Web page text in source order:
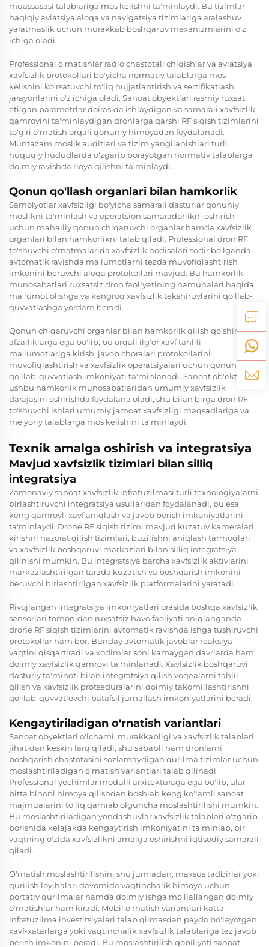
muassasasi talablariga mos kelishni ta'minlaydi. Bu tizimlar
haqiqiy aviatsiya aloqa va navigatsiya tizimlariga aralashuv
yaratmaslik uchun murakkab boshqaruv mexanizmlarini o'z
ichiga oladi.
Professional o'rnatishlar radio chastotali chiqishlar va aviatsiya
xavfsizlik protokollari bo'yicha normativ talablarga mos
kelishini ko'rsatuvchi to'liq hujjatlantirish va sertifikatlash
jarayonlarini o'z ichiga oladi. Sanoat obyektlari rasmiy ruxsat
etilgan parametrlar doirasida ishlaydigan va samarali xavfsizlik
qamrovini ta'minlaydigan dronlarga qarshi RF siqish tizimlarini
to'g'ri o'rnatish orqali qonuniy himoyadan foydalanadi.
Muntazam moslik auditlari va tizim yangilanishlari turli
huquqiy hududlarda o'zgarib borayotgan normativ talablarga
doimiy ravishda rioya qilishni ta'minlaydi.
Qonun qo'llash organlari bilan hamkorlik
Samolyotlar xavfsizligi bo'yicha samarali dasturlar qonuniy
moslikni ta'minlash va operatsion samaradorlikni oshirish
uchun mahalliy qonun chiqaruvchi organlar hamda xavfsizlik
organlari bilan hamkorlikni talab qiladi. Professional dron RF
to'shuvchi o'rnatmalarida xavfsizlik hodisalari sodir bo'lganda
avtomatik ravishda ma'lumotlarni tezda muvofiqlashtirish
imkonini beruvchi aloqa protokollari mavjud. Bu hamkorlik
munosabatlari ruxsatsiz dron faoliyatining namunalari haqida
ma'lumot olishga va kengroq xavfsizlik tekshiruvlarini qo'llab-
quvvatlashga yordam beradi.
Qonun chiqaruvchi organlar bilan hamkorlik qilish qo'shimcha
afzalliklarga ega bo'lib, bu orqali ilg'or xavf tahlili
ma'lumotlariga kirish, javob choralari protokollarini
muvofiqlashtirish va xavfsizlik operatsiyalari uchun qonuniy
qo'llab-quvvatlash imkoniyati ta'minlanadi. Sanoat ob'ektlari
ushbu hamkorlik munosabatlaridan umumiy xavfsizlik
darajasini oshirishda foydalana oladi, shu bilan birga dron RF
to'shuvchi ishlari umumiy jamoat xavfsizligi maqsadlariga va
me'yoriy talablarga mos kelishini ta'minlaydi.
Texnik amalga oshirish va integratsiya
Mavjud xavfsizlik tizimlari bilan silliq
integratsiya
Zamonaviy sanoat xavfsizlik infratuzilmasi turli texnologiyalarni
birlashtiruvchi integratsiya usullaridan foydalanadi, bu esa
keng qamrovli xavf aniqlash va javob berish imkoniyatlarini
ta'minlaydi. Drone RF siqish tizimi mavjud kuzatuv kameralari,
kirishni nazorat qilish tizimlari, buzilishni aniqlash tarmoqlari
va xavfsizlik boshqaruvi markazlari bilan silliq integratsiya
qilinishi mumkin. Bu integratsiya barcha xavfsizlik aktivlarini
markazlashtirilgan tarzda kuzatish va boshqarish imkonini
beruvchi birlashtirilgan xavfsizlik platformalarini yaratadi.
Rivojlangan integratsiya imkoniyatlari orasida boshqa xavfsizlik
sensorlari tomonidan ruxsatsiz havo faoliyati aniqlanganda
drone RF siqish tizimlarini avtomatik ravishda ishga tushiruvchi
protokollar ham bor. Bunday avtomatik javoblar reaksiya
vaqtini qisqartiradi va xodimlar soni kamaygan davrlarda ham
doimiy xavfsizlik qamrovi ta'minlanadi. Xavfsizlik boshqaruvi
dasturiy ta'minoti bilan integratsiya qilish voqealarni tahlil
qilish va xavfsizlik protseduralarini doimiy takomillashtirishni
qo'llab-quvvatlovchi batafsil jurnallash imkoniyatlarini beradi.
Kengaytiriladigan o'rnatish variantlari
Sanoat obyektlari o'lchami, murakkabligi va xavfsizlik talablari
jihatidan keskin farq qiladi, shu sababli ham dronlarni
boshqarish chastotasini sozlamaydigan qurilma tizimlar uchun
moslashtiriladigan o'rnatish variantlari talab qilinadi.
Professional yechimlar modulli arxitekturaga ega bo'lib, ular
bitta binoni himoya qilishdan boshlab keng ko'lamli sanoat
majmualarini to'liq qamrab olguncha moslashtirilishi mumkin.
Bu moslashtiriladigan yondashuvlar xavfsizlik talablari o'zgarib
borishida kelajakda kengaytirish imkoniyatini ta'minlab, bir
vaqtning o'zida xavfsizlikni amalga oshirishni iqtisodiy samarali
qiladi.
O'rnatish moslashtirilishini shu jumladan, maxsus tadbirlar yoki
qurilish loyihalari davomida vaqtinchalik himoya uchun
portativ qurilmalar hamda doimiy ishga mo'ljallangan doimiy
o'rnatishlar ham kiradi. Mobil o'rnatish variantlari katta
infratuzilma investitsiyalari talab qilmasdan paydo bo'layotgan
xavf-xatarlarga yoki vaqtinchalik xavfsizlik talablariga tez javob
berish imkonini beradi. Bu moslashtirilish qobiliyati sanoat